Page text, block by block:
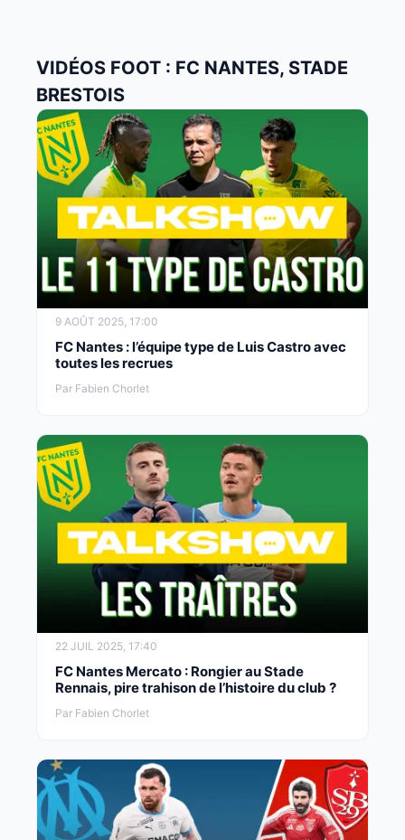
VIDÉOS FOOT : FC NANTES, STADE
BRESTOIS
9 AOÛT 2025, 17:00
FC Nantes : l’équipe type de Luis Castro avec
toutes les recrues
Par Fabien Chorlet
22 JUIL 2025, 17:40
FC Nantes Mercato : Rongier au Stade
Rennais, pire trahison de l’histoire du club ?
Par Fabien Chorlet